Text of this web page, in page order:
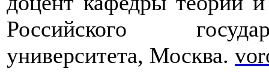
Российского
университета, Москва.